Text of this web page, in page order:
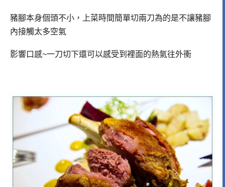
豬腳本身個頭不小，上菜時間簡單切兩刀為的是不讓豬腳
內接觸太多空氣
影響口感~一刀切下還可以感受到裡面的熱氣往外衝